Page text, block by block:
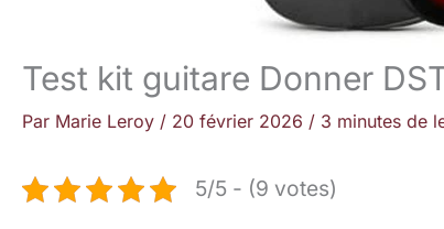
Test kit guitare Donner
Par Marie Leroy / 20 février 2026 / 3 minutes de
5/5 - (9 votes)